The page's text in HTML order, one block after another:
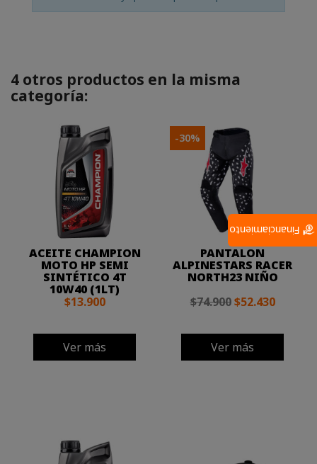
4 otros productos en la misma
categoría:
ACEITE CHAMPION
MOTO HP SEMI
SINTÉTICO 4T
10W40 (1LT)
$13.900
Ver más
PANTALON
ALPINESTARS RACER
NORTH23 NIÑO
$74.900 $52.430
Ver más
-30%
Financiamiento